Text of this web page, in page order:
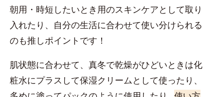
朝用・時短したいとき用のスキンケアとして取り
入れたり、自分の生活に合わせて使い分けられる
のも推しポイントです！
肌状態に合わせて、真冬で乾燥がひどいときは化
粧水にプラスして保湿クリームとして使ったり、